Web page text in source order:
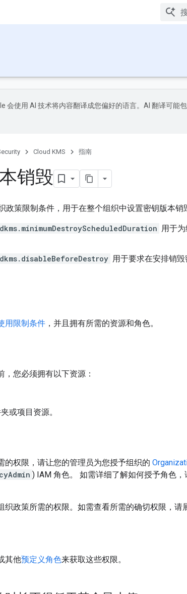
会使用 AI 技术将内容翻译成您偏好的语言。AI 翻译可能
Cloud KMS 指南
销毁
政策限制条件，用于在整个组织中设置密钥版本销
用于
用于要求在安排销毁
用限制条件 ，并且拥有所需的资源和角色。
您必须拥有以下资源：
或项目资源。
的权限，请让您的管理员为您授予组织的
) IAM 角色。 如需详细了解如何授予角色，
织政策所需的权限。如需查看所需的确切权限，请
其他预定义角色来获取这些权限。